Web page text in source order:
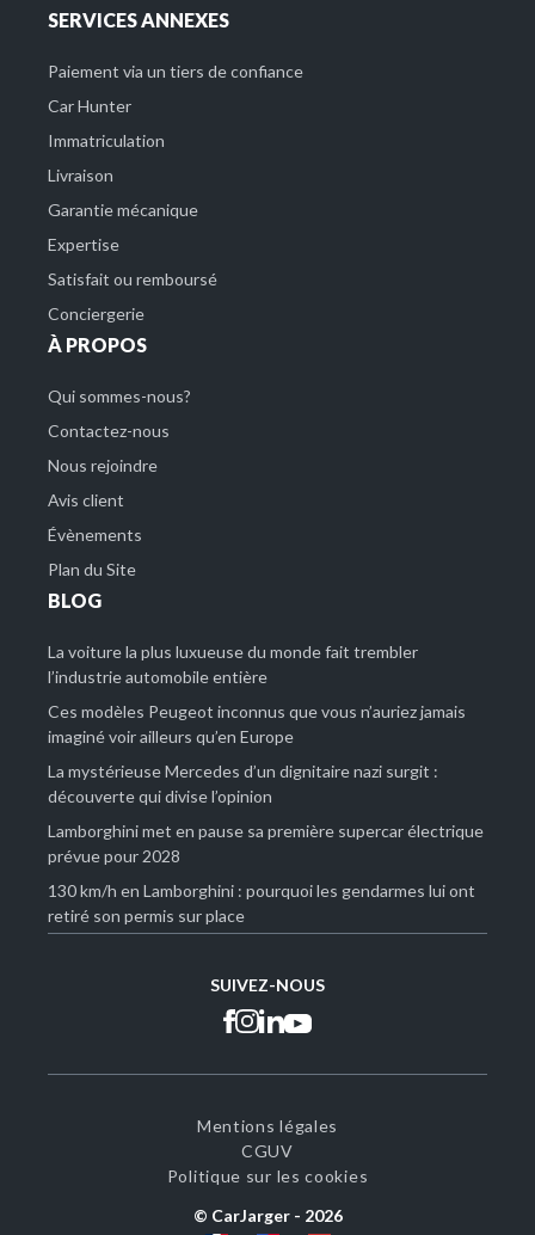
SERVICES ANNEXES
Paiement via un tiers de confiance
Car Hunter
Immatriculation
Livraison
Garantie mécanique
Expertise
Satisfait ou remboursé
Conciergerie
À PROPOS
Qui sommes-nous?
Contactez-nous
Nous rejoindre
Avis client
Évènements
Plan du Site
BLOG
La voiture la plus luxueuse du monde fait trembler
l’industrie automobile entière
Ces modèles Peugeot inconnus que vous n’auriez jamais
imaginé voir ailleurs qu’en Europe
La mystérieuse Mercedes d’un dignitaire nazi surgit :
découverte qui divise l’opinion
Lamborghini met en pause sa première supercar électrique
prévue pour 2028
130 km/h en Lamborghini : pourquoi les gendarmes lui ont
retiré son permis sur place
SUIVEZ-NOUS
Mentions légales
CGUV
Politique sur les cookies
© CarJarger - 2026